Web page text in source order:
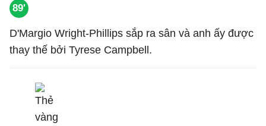
89'
D'Margio Wright-Phillips sắp ra sân và anh ấy được
thay thế bởi Tyrese Campbell.